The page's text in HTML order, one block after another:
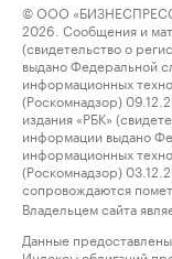
© ООО
2026. Сообщения и
(свидетельство о
выдано Федеральной
информационных
(Роскомнадзор)
издания «РБК»
информации выдано
информационных
(Роскомнадзор)
сопровождаются
Владельцем сайта
Данные